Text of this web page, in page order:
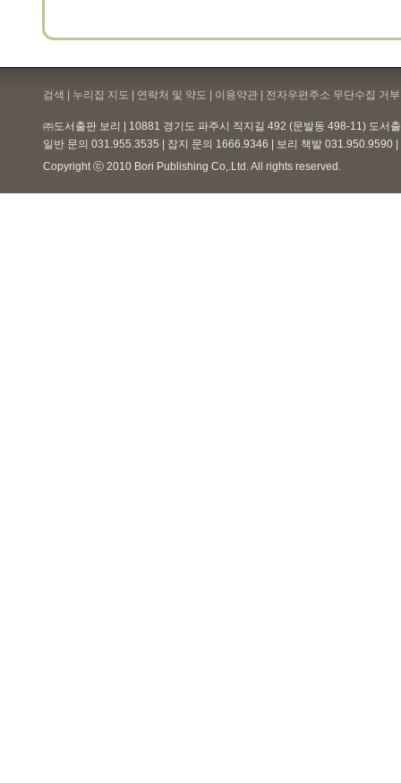
검색 | 누리집 지도 | 연락처 및 약도 | 이용약관 | 전자우편주소 무단수집 거
㈜도서출판 보리 | 10881 경기도 파주시 직지길 492 (문발동 498-11) 도서
일반 문의 031.955.3535 | 잡지 문의 1666.9346 | 보리 책밭 031.950.9590
Copyright ⓒ 2010 Bori Publishing Co,.Ltd. All rights reserved.